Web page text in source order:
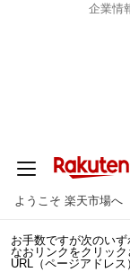
企業情
ようこそ 楽天市場へ
お手数ですが次のい
なおリンクをクリッ
URL（ページアドレス